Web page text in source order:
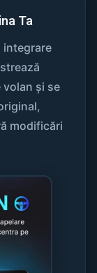
Ta
integrare
și se
modificări